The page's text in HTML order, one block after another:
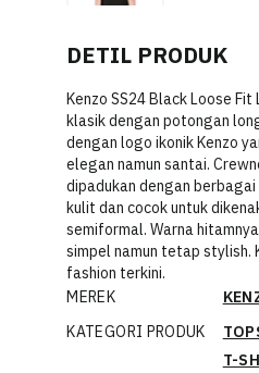
DETIL PRODUK
Kenzo SS24 Black Loose
klasik dengan potongan
dengan logo ikonik Kenzo
elegan namun santai.
dipadukan dengan
kulit dan cocok untuk
semiformal. Warna
simpel namun tetap stylish.
fashion terkini.
MEREK
KATEGORI PRODUK
T-